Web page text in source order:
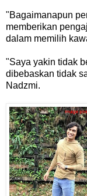
"Bagaimanapun
memberikan
dalam memilih
"Saya yakin tidak
dibebaskan tidak
Nadzmi.